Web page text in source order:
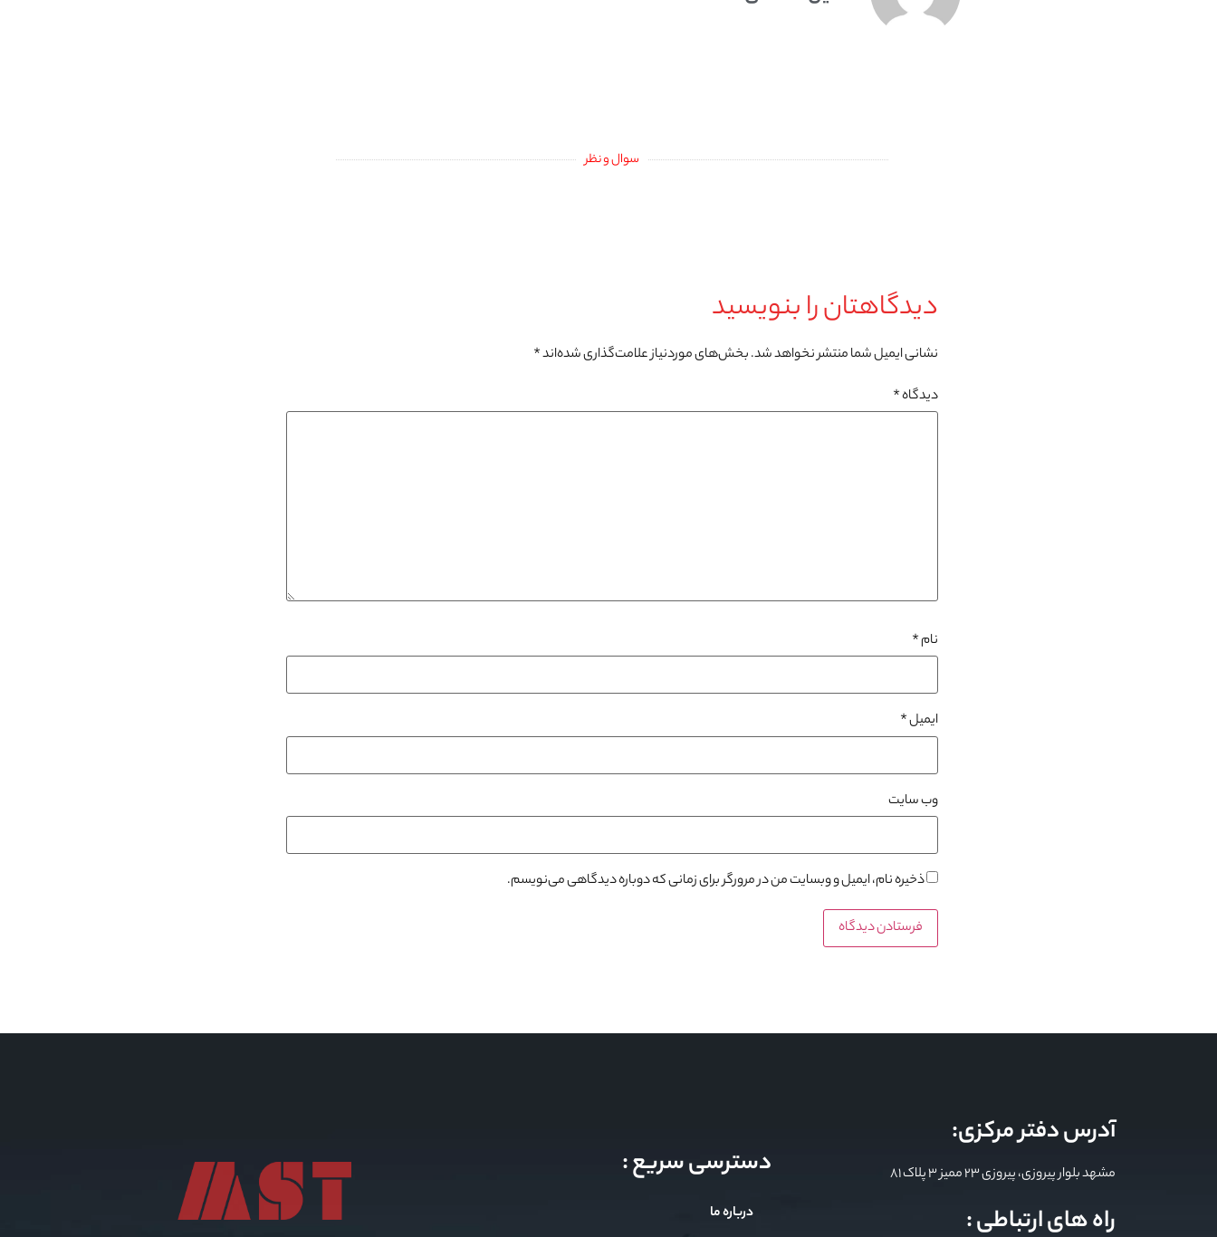
سوال و نظر
دیدگاهتان را بنویسید
نشانی ایمیل شما منتشر نخواهد شد.بخش‌های موردنیاز علامت‌گذاری شده‌اند*
دیدگاه*
نام*
ایمیل*
وب‌ سایت
ذخیره نام، ایمیل و وبسایت من در مرورگر برای زمانی که دوباره دیدگاهی می‌نویسم.
آدرس دفتر مرکزی:
مشهد بلوار پیروزی، پیروزی 23 ممیز 3 پلاک 81
راه های ارتباطی :
دسترسی سریع :
درباره ما